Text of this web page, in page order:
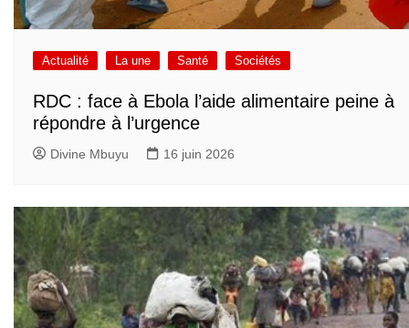
Actualité La une Santé Sociétés
RDC : face à Ebola l’aide alimentaire peine à
répondre à l’urgence
Divine Mbuyu 16 juin 2026